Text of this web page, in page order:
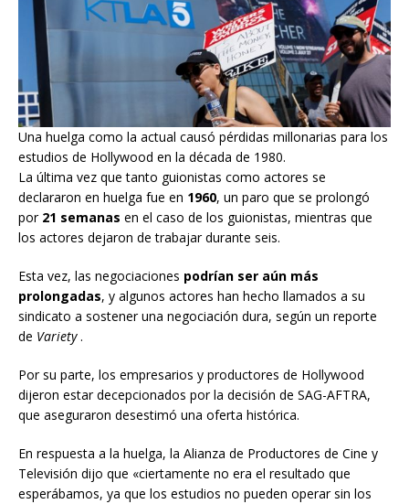
Una huelga como la actual causó pérdidas millonarias para los
estudios de Hollywood en la década de 1980.
La última vez que tanto guionistas como actores se
declararon en huelga fue en 1960, un paro que se prolongó
por 21 semanas en el caso de los guionistas, mientras que
los actores dejaron de trabajar durante seis.
Esta vez, las negociaciones podrían ser aún más
prolongadas, y algunos actores han hecho llamados a su
sindicato a sostener una negociación dura, según un reporte
de Variety.
Por su parte, los empresarios y productores de Hollywood
dijeron estar decepcionados por la decisión de SAG-AFTRA,
que aseguraron desestimó una oferta histórica.
En respuesta a la huelga, la Alianza de Productores de Cine y
Televisión dijo que «ciertamente no era el resultado que
esperábamos, ya que los estudios no pueden operar sin los